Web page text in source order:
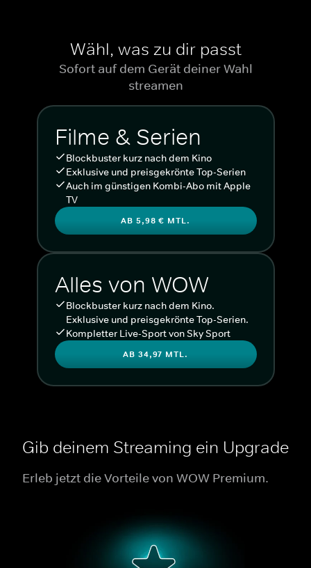
Wähl, was zu dir passt
Sofort auf dem Gerät deiner Wahl
streamen
Filme & Serien
Blockbuster kurz nach dem Kino
Exklusive und preisgekrönte Top-Serien
Auch im günstigen Kombi-Abo mit Apple
TV
AB 5,98 € MTL.
Alles von WOW
Blockbuster kurz nach dem Kino.
Exklusive und preisgekrönte Top-Serien.
Kompletter Live-Sport von Sky Sport
AB 34,97 MTL.
Gib deinem Streaming ein Upgrade
Erleb jetzt die Vorteile von WOW Premium.